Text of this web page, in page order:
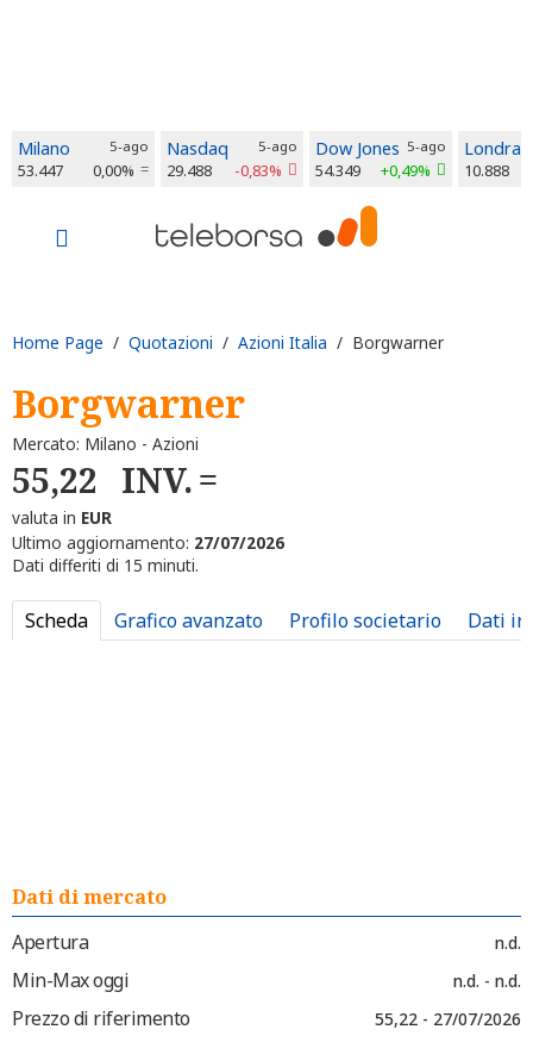
Milano 5-ago
53.447 0,00%
Nasdaq 5-ago
29.488 -0,83%
Dow Jones 5-ago
54.349 +0,49%
Londra
10.888
Home Page / Quotazioni / Azioni Italia / Borgwarner
Borgwarner
Mercato: Milano - Azioni
55,22 INV.
valuta in EUR
Ultimo aggiornamento: 27/07/2026
Dati differiti di 15 minuti.
Scheda Grafico avanzato Profilo societario Dati
Dati di mercato
Apertura
n.d.
Min-Max oggi n.d. - n.d.
Prezzo di riferimento 55,22 - 27/07/2026